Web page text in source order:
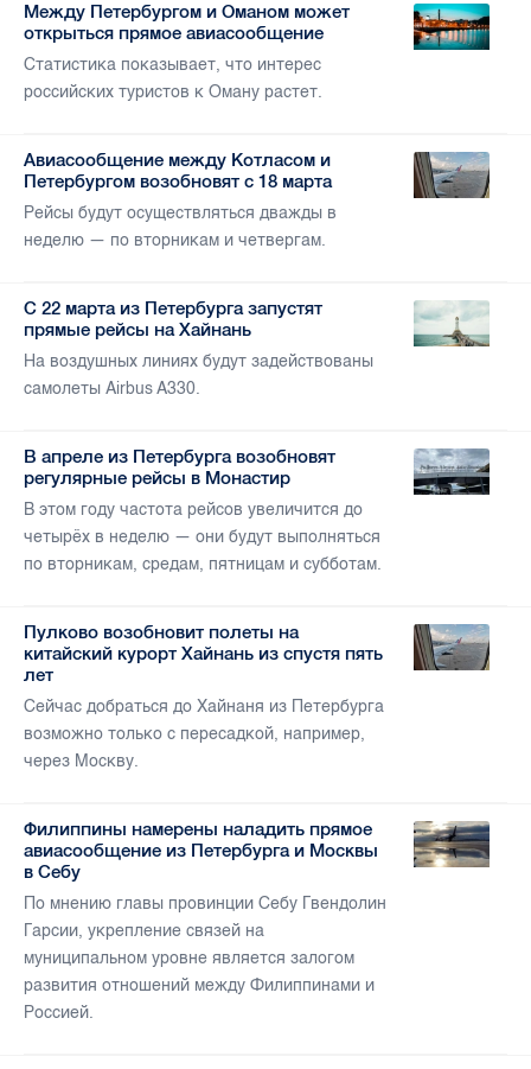
Между Петербургом и Оманом может
открыться прямое авиасообщение
Статистика показывает, что интерес
российских туристов к Оману растет.
Авиасообщение между Котласом и
Петербургом возобновят с 18 марта
Рейсы будут осуществляться дважды в
неделю — по вторникам и четвергам.
С 22 марта из Петербурга запустят
прямые рейсы на Хайнань
На воздушных линиях будут задействованы
самолеты Airbus A330.
В апреле из Петербурга возобновят
регулярные рейсы в Монастир
В этом году частота рейсов увеличится до
четырёх в неделю — они будут выполняться
по вторникам, средам, пятницам и субботам.
Пулково возобновит полеты на
китайский курорт Хайнань из спустя пять
лет
Сейчас добраться до Хайнаня из Петербурга
возможно только с пересадкой, например,
через Москву.
Филиппины намерены наладить прямое
авиасообщение из Петербурга и Москвы
в Себу
По мнению главы провинции Себу Гвендолин
Гарсии, укрепление связей на
муниципальном уровне является залогом
развития отношений между Филиппинами и
Россией.